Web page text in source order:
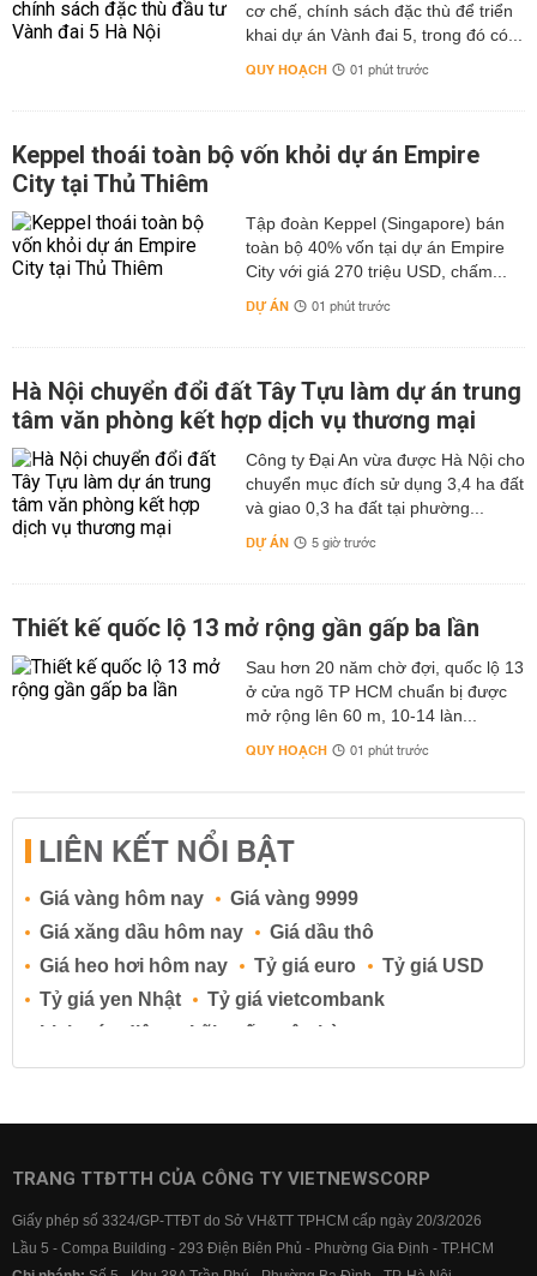
cơ chế, chính sách đặc thù để triển
khai dự án Vành đai 5, trong đó có...
QUY HOẠCH 01 phút trước
Keppel thoái toàn bộ vốn khỏi dự án Empire
City tại Thủ Thiêm
Tập đoàn Keppel (Singapore) bán
toàn bộ 40% vốn tại dự án Empire
City với giá 270 triệu USD, chấm...
DỰ ÁN 01 phút trước
Hà Nội chuyển đổi đất Tây Tựu làm dự án trung
tâm văn phòng kết hợp dịch vụ thương mại
Công ty Đại An vừa được Hà Nội cho
chuyển mục đích sử dụng 3,4 ha đất
và giao 0,3 ha đất tại phường...
DỰ ÁN 5 giờ trước
Thiết kế quốc lộ 13 mở rộng gần gấp ba lần
Sau hơn 20 năm chờ đợi, quốc lộ 13
ở cửa ngõ TP HCM chuẩn bị được
mở rộng lên 60 m, 10-14 làn...
QUY HOẠCH 01 phút trước
LIÊN KẾT NỔI BẬT
Giá vàng hôm nay
Giá vàng 9999
Giá xăng dầu hôm nay
Giá dầu thô
Giá heo hơi hôm nay
Tỷ giá euro
Tỷ giá USD
Tỷ giá yen Nhật
Tỷ giá vietcombank
Lịch cúp điện
Lãi suất ngân hàng
Lãi suất tiết kiệm
Lãi suất tiền gửi
Lãi suất ngân hàng BIDV
Lãi suất ngân hàng Vietcombank
TRANG TTĐTTH CỦA CÔNG TY VIETNEWSCORP
Giấy phép số 3324/GP-TTĐT do Sở VH&TT TPHCM cấp ngày 20/3/2026
Lầu 5 - Compa Building - 293 Điện Biên Phủ - Phường Gia Định - TP.HCM